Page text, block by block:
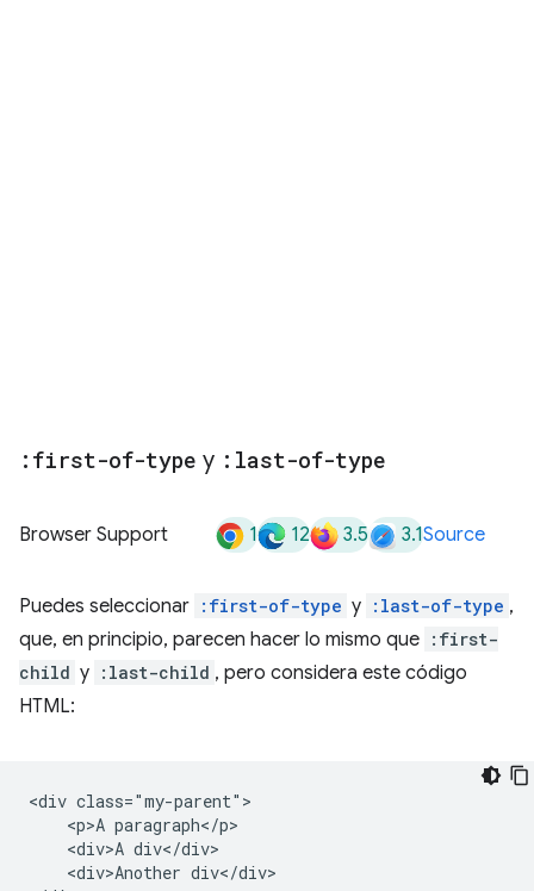
:first-of-type y :last-of-type
Browser Support 1 12 3.5 3.1Source
Puedes seleccionar :first-of-type y :last-of-type ,
que, en principio, parecen hacer lo mismo que :first-
child y :last-child , pero considera este código
HTML:
<div class="my-parent">
    <p>A paragraph</p>
    <div>A div</div>
    <div>Another div</div>